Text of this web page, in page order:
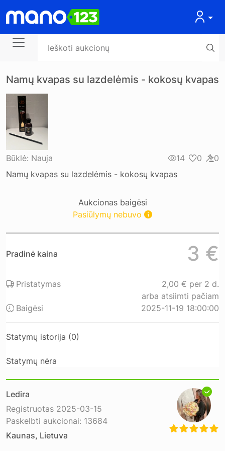
Namų kvapas su lazdelėmis - kokosų kvapas
Aukcionas baigėsi
Pasiūlymų nebuvo
Būklė: Nauja 14 0
0
Namų kvapas su lazdelėmis - kokosų kvapas
Pradinė kaina 3 €
Pristatymas
2,00 € per 2 d.
arba atsiimti pačiam
Baigėsi
2025-11-19 18:00:00
Statymų istorija (0)
Statymų nėra
Ledira
Registruotas 2025-03-15
Paskelbti aukcionai: 13684
Kaunas, Lietuva